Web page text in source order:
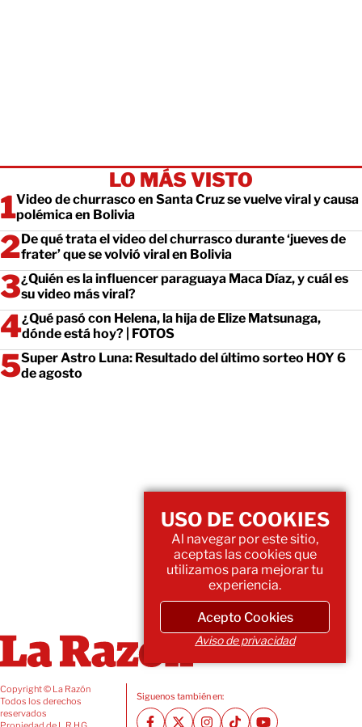
LO MÁS VISTO
Video de churrasco en Santa Cruz se vuelve viral y causa
polémica en Bolivia
De qué trata el video del churrasco durante ‘jueves de
frater’ que se volvió viral en Bolivia
¿Quién es la influencer paraguaya Maca Díaz, y cuál es
su video más viral?
¿Qué pasó con Helena, la hija de Elize Matsunaga,
dónde está hoy? | FOTOS
Super Astro Luna: Resultado del último sorteo HOY 6
de agosto
Copyright © La Razón
Todos los derechos
reservados
Siguenos también en:
USO DE COOKIES
Al navegar por este sitio,
aceptas las cookies que
utilizamos para mejorar tu
experiencia.
Acepto Cookies
Aviso de privacidad